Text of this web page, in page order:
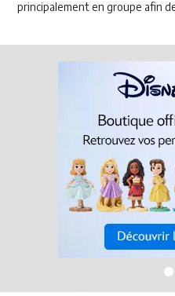
principalement en groupe afin